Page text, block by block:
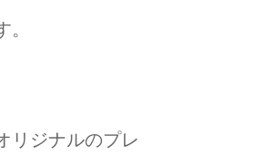
リジナルのプレ